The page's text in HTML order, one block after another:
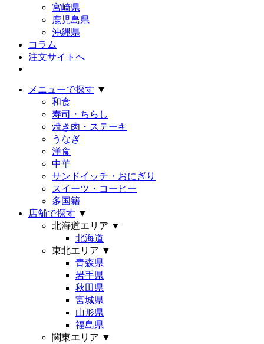
宮崎県
鹿児島県
沖縄県
コラム
注文サイトへ
メニューで探す ▼
和食
寿司・ちらし
焼き肉・ステーキ
うなぎ
洋食
中華
サンドイッチ・おにぎり
スイーツ・コーヒー
多国籍
店舗で探す ▼
北海道エリア ▼
北海道
東北エリア ▼
青森県
岩手県
秋田県
宮城県
山形県
福島県
関東エリア ▼